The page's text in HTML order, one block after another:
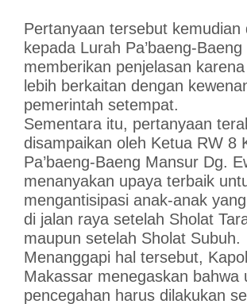
Pertanyaan tersebut kemudian
kepada Lurah Pa’baeng-
memberikan penjelasan
lebih berkaitan dengan
pemerintah setempat.
Sementara itu, pertanyaan
disampaikan oleh Ketua RW 8
Pa’baeng-Baeng Mansur Dg.
menanyakan upaya terbaik
mengantisipasi anak-anak
di jalan raya setelah Sholat
maupun setelah Sholat Subuh.
Menanggapi hal tersebut,
Makassar menegaskan bahwa
pencegahan harus dilakukan